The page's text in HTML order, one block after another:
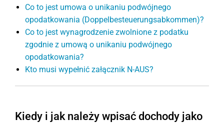
Co to jest umowa o unikaniu podwójnego
opodatkowania (Doppelbesteuerungsabkommen)?
Co to jest wynagrodzenie zwolnione z podatku
zgodnie z umową o unikaniu podwójnego
opodatkowania?
Kto musi wypełnić załącznik N-AUS?
Kiedy i jak należy wpisać dochody jako